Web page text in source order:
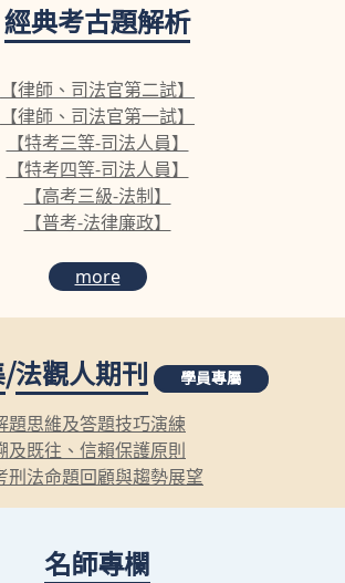
經典考古題解析
【律師、司法官第二試】
【律師、司法官第一試】
【特考三等-司法人員】
【特考四等-司法人員】
【高考三級-法制】
【普考-法律廉政】
more
/法觀人期刊 學員專屬
題思維及答題技巧演練
及既往、信賴保護原則
刑法命題回顧與趨勢展望
名師專欄